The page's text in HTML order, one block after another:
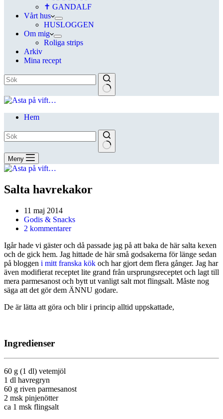
✝ GANDALF
Vårt hus
HUSLOGGEN
Om mig
Roliga strips
Arkiv
Mina recept
Hem
Meny
Salta havrekakor
11 maj 2014
Godis & Snacks
2 kommentarer
Igår hade vi gäster och då passade jag på att baka de här salta kexen
och de gick hem. Jag hittade de här små godsakerna för länge sedan
på bloggen i mitt franska kök och har gjort dem flera gånger. Jag har
även modifierat receptet lite grand från ursprungsreceptet och lagt till
mera parmesanost och bytt ut vanligt salt mot flingsalt. Måste nog
säga att det gör dem ÄNNU godare.
De är lätta att göra och blir i princip alltid uppskattade,
Ingredienser
60 g (1 dl) vetemjöl
1 dl havregryn
60 g riven parmesanost
2 msk pinjenötter
ca 1 msk flingsalt